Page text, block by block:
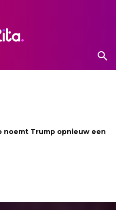
noemt Trump opnieuw een